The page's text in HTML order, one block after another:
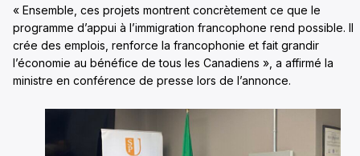
« Ensemble, ces projets montrent concrètement ce que le
programme d’appui à l’immigration francophone rend possible. Il
crée des emplois, renforce la francophonie et fait grandir
l’économie au bénéfice de tous les Canadiens », a affirmé la
ministre en conférence de presse lors de l’annonce.